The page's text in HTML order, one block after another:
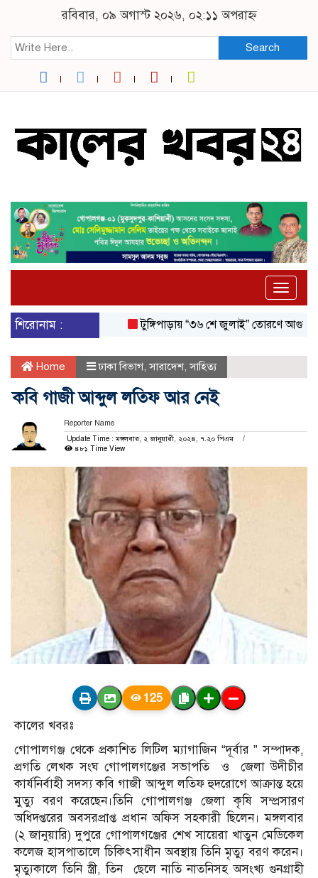
রবিবার, ০৯ অগাস্ট ২০২৬, ০২:১১ অপরাহ্ন
Search
Toggle
শিরোনাম :
টুঙ্গিপাড়ায় “৩৬ শে জুলাই” তোরণে আগুন; ৭৫
Home ঢাকা বিভাগ,সারাদেশ,সাহিত্য
কবি গাজী আব্দুল লতিফ আর নেই
Reporter Name
Update Time : মঙ্গলবার, ২ জানুয়ারী, ২০২৪, ৭.২০ পিএম
৪৮১ Time View
125
কালের খবরঃ
গোপালগঞ্জ থেকে প্রকাশিত লিটিল ম্যাগাজিন “দূর্বার ” সম্পাদক,
প্রগতি লেখক সংঘ গোপালগঞ্জের সভাপতি ও জেলা উদীচীর
কার্যনির্বাহী সদস্য কবি গাজী আব্দুল লতিফ হুদরোগে আক্রান্ত হয়ে
মুত্যু বরণ করেছেন।তিনি গোপালগঞ্জ জেলা কৃষি সম্প্রসারণ
অধিদপ্তরের অবসরপ্রাপ্ত প্রধান অফিস সহকারী ছিলেন। মঙ্গলবার
(২ জানুয়ারি) দুপুরে গোপালগঞ্জের শেখ সায়েরা খাতুন মেডিকেল
কলেজ হাসপাতালে চিকিৎসাধীন অবস্থায় তিনি মৃত্যু বরণ করেন।
মৃত্যুকালে তিনি স্ত্রী, তিন ছেলে নাতি নাতনিসহ অসংখ্য গুনগ্রাহী